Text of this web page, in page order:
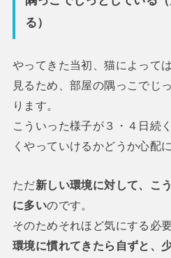
る）
やってきた当初、猫によって
見るため、部屋の隅っこでじ
ります。
こういった様子が３・４日続
くやっていけるかどうか心配
ただ新しい環境に対して、こ
に多いのです。
そのためそれほど気にする必
環境に慣れてきたら自ずと、